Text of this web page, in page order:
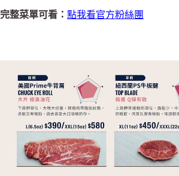
完整菜單可看： 點我看官方粉絲團